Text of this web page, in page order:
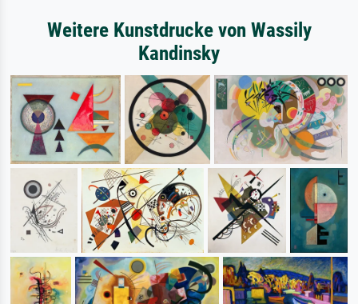
Weitere Kunstdrucke von Wassily
Kandinsky